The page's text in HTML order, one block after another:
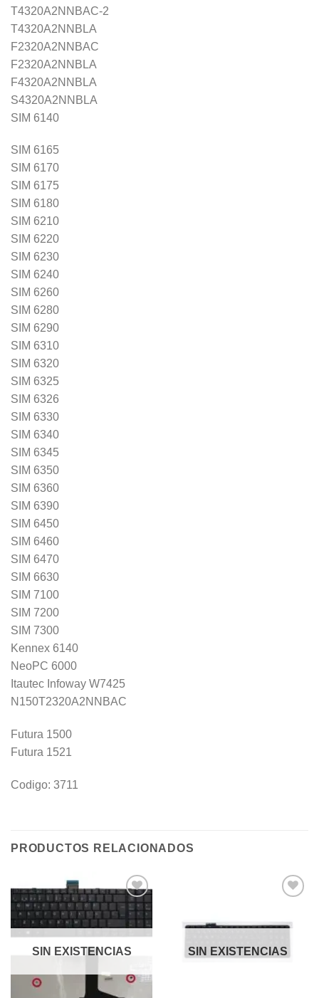
T4320A2NNBAC-2
T4320A2NNBLA
F2320A2NNBAC
F2320A2NNBLA
F4320A2NNBLA
S4320A2NNBLA
SIM 6140
SIM 6165
SIM 6170
SIM 6175
SIM 6180
SIM 6210
SIM 6220
SIM 6230
SIM 6240
SIM 6260
SIM 6280
SIM 6290
SIM 6310
SIM 6320
SIM 6325
SIM 6326
SIM 6330
SIM 6340
SIM 6345
SIM 6350
SIM 6360
SIM 6390
SIM 6450
SIM 6460
SIM 6470
SIM 6630
SIM 7100
SIM 7200
SIM 7300
Kennex 6140
NeoPC 6000
Itautec Infoway W7425
N150T2320A2NNBAC
Futura 1500
Futura 1521
Codigo: 3711
PRODUCTOS RELACIONADOS
Añadir
a la
lista de
deseos
SIN EXISTENCIAS
lista de
SIN EXISTENCIAS